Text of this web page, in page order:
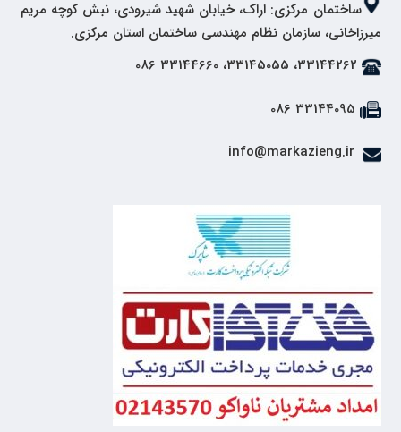
ساختمان مرکزی: اراک، خیابان شهید شیرودی، نبش کوچه مریم
میرزاخانی، سازمان نظام مهندسی ساختمان استان مرکزی.
33144262، 33145055، 33144660 086
33144095 086